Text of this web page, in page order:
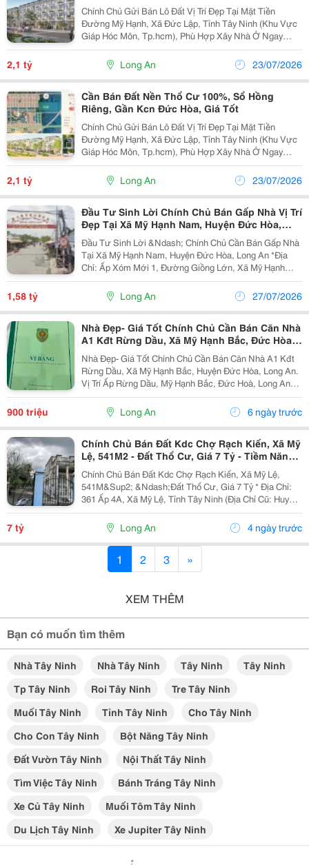
Chính Chủ Gửi Bán Lô Đất Vị Trí Đẹp Tại Mặt Tiền
Đường Mỹ Hạnh, Xã Đức Lập, Tỉnh Tây Ninh (Khu Vực
Giáp Hóc Môn, Tp.hcm), Phù Hợp Xây Nhà Ở Ngay
Hoặc Đầu Tư Đón Đầu Nhu Cầu An Cư Của Chuyên Gia,
Người Lao Động Tại Các Khu Công Nghiệp Lớn. Thông
2,1 tỷ Long An 23/07/2026
Cần Bán Đất Nền Thổ Cư 100%, Sổ Hồng
Riêng, Gần Kcn Đức Hòa, Giá Tốt
Chính Chủ Gửi Bán Lô Đất Vị Trí Đẹp Tại Mặt Tiền
Đường Mỹ Hạnh, Xã Đức Lập, Tỉnh Tây Ninh (Khu Vực
Giáp Hóc Môn, Tp.hcm), Phù Hợp Xây Nhà Ở Ngay
Hoặc Đầu Tư Đón Đầu Nhu Cầu An Cư Của Chuyên Gia,
Người Lao Động Tại Các Khu Công Nghiệp Lớn. Thông
2,1 tỷ Long An 23/07/2026
Đầu Tư Sinh Lời Chính Chủ Bán Gấp Nhà Vị Trí
Đẹp Tại Xã Mỹ Hạnh Nam, Huyện Đức Hòa,
Long An
Đầu Tư Sinh Lời &Ndash; Chính Chủ Cần Bán Gấp Nhà
Tại Xã Mỹ Hạnh Nam, Huyện Đức Hòa, Long An *Địa
Chỉ: Ấp Xóm Mới 1, Đường Giồng Lớn, Xã Mỹ Hạnh
Nam, Huyện Đức Hòa, Long An (Nay Thuộc Xã Mỹ
Hạnh, Tỉnh Tây Ninh Sau Sắp Xếp Đơn Vị Hành Chính).
*Diện...
1,58 tỷ Long An 27/07/2026
Nhà Đẹp- Giá Tốt Chính Chủ Cần Bán Căn Nhà
A1 Kđt Rừng Dầu, Xã Mỹ Hạnh Bắc, Đức Hòa,
Long An
Nhà Đẹp- Giá Tốt Chính Chủ Cần Bán Căn Nhà A1 Kđt
Rừng Dầu, Xã Mỹ Hạnh Bắc, Huyện Đức Hòa, Long An.
Vị Trí Ấp Rừng Dầu, Mỹ Hạnh Bắc, Đức Hoà, Long An
(Nay Thuộc Mỹ Hạnh, Tây Ninh). Diện Tích Sử Dụng
70M2. Giá Bán : 900 Triệu ( Có Thương Lượng...
900 triệu Long An 6 ngày trước
Chính Chủ Bán Đất Kdc Chợ Rạch Kiến, Xã Mỹ
Lệ, 541M2 - Đất Thổ Cư, Giá 7 Tỷ - Tiềm Năng
Tăng Giá
Chính Chủ Bán Đất Kdc Chợ Rạch Kiến, Xã Mỹ Lệ,
541M&Sup2; &Ndash;Đất Thổ Cư, Giá 7 Tỷ * Địa Chỉ:
361 Ấp 4A, Xã Mỹ Lệ, Tỉnh Tây Ninh (Địa Chỉ Cũ: Huyện
Cần Đước, Tỉnh Long An) Diện Tích: 541M&Sup2;
Hướng: Bắc. * Vị Trí Đắc Địa - Gần Chợ Rạch...
7 tỷ Long An 4 ngày trước
1 2 3 »
XEM THÊM
Bạn có muốn tìm thêm
Nhà Tây Ninh Nhà Tây Ninh Tây Ninh
Tây Ninh
Tp Tây Ninh
Roi Tây Ninh
Tre Tây Ninh
Muối Tây Ninh
Tỉnh Tây Ninh
Cho Tây Ninh
Cho Con Tây Ninh
Bột Năng Tây Ninh
Đất Vườn Tây Ninh
Nội Thất Tây Ninh
Tìm Việc Tây Ninh
Bánh Tráng Tây Ninh
Xe Củ Tây Ninh
Muối Tôm Tây Ninh
Du Lịch Tây Ninh
Xe Jupiter Tây Ninh